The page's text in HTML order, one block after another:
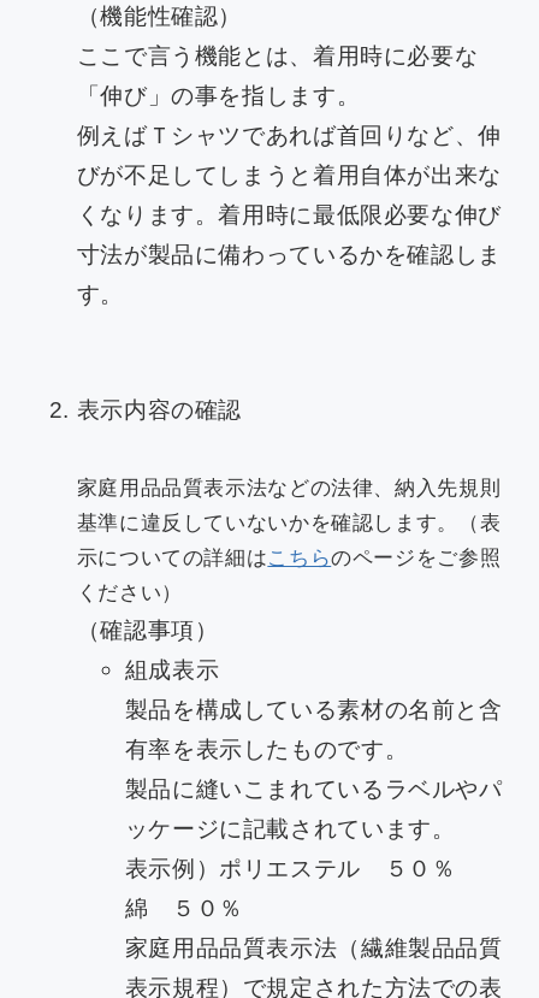
（機能性確認）
ここで言う機能とは、着用時に必要な
「伸び」の事を指します。
例えばＴシャツであれば首回りなど、伸
びが不足してしまうと着用自体が出来な
くなります。着用時に最低限必要な伸び
寸法が製品に備わっているかを確認しま
す。
表示内容の確認
家庭用品品質表示法などの法律、納入先規則
基準に違反していないかを確認します。（表
示についての詳細はこちらのページをご参照
ください）
（確認事項）
組成表示
製品を構成している素材の名前と含
有率を表示したものです。
製品に縫いこまれているラベルやパ
ッケージに記載されています。
表示例）ポリエステル ５０％
綿 ５０％
家庭用品品質表示法（繊維製品品質
表示規程）で規定された方法での表